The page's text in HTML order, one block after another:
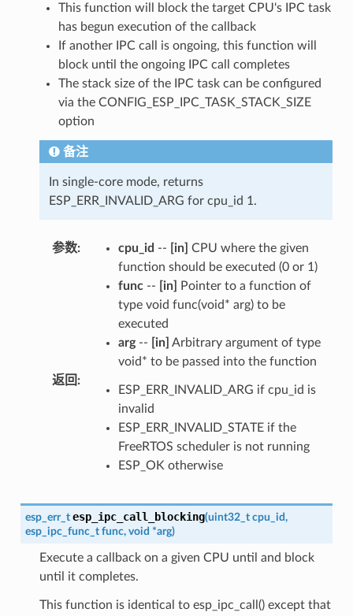
This function will block the target CPU's IPC task
has begun execution of the callback
If another IPC call is ongoing, this function will
block until the ongoing IPC call completes
The stack size of the IPC task can be configured
via the CONFIG_ESP_IPC_TASK_STACK_SIZE
option
备注
In single-core mode, returns
ESP_ERR_INVALID_ARG for cpu_id 1.
参数: cpu_id -- [in] CPU where the given
function should be executed (0 or 1)
func-- [in]
Pointer to a function of
type void func(void* arg) to be
executed
arg-- [in] Arbitrary argument of type
void* to be passed into the function
返回 :
ESP_ERR_INVALID_ARG if cpu_id is
invalid
ESP_ERR_INVALID_STATE if the
FreeRTOS scheduler is not running
ESP_OK otherwise
esp_err_t esp_ipc_call_blocking(uint32_t cpu_id,
esp_ipc_func_t func, void *arg)
Execute a callback on a given CPU until and block
until it completes.
This function is identical to esp_ipc_call() except that